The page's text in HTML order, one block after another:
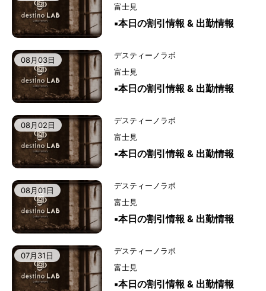
富士見
▪️本日の割引情報 & 出勤情報
08月03日
デスティーノラボ
富士見
▪️本日の割引情報 & 出勤情報
08月02日
デスティーノラボ
富士見
▪️本日の割引情報 & 出勤情報
08月01日
デスティーノラボ
富士見
▪️本日の割引情報 & 出勤情報
07月31日
デスティーノラボ
富士見
▪️本日の割引情報 & 出勤情報